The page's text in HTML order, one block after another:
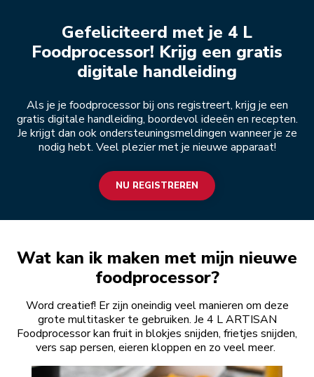
Gefeliciteerd met je 4 L
Foodprocessor! Krijg een gratis
digitale handleiding
Als je je foodprocessor bij ons registreert, krijg je een
gratis digitale handleiding, boordevol ideeën en recepten.
Je krijgt dan ook ondersteuningsmeldingen wanneer je ze
nodig hebt. Veel plezier met je nieuwe apparaat!
NU REGISTREREN
Wat kan ik maken met mijn nieuwe
foodprocessor?
Word creatief! Er zijn oneindig veel manieren om deze
grote multitasker te gebruiken. Je 4 L ARTISAN
Foodprocessor kan fruit in blokjes snijden, frietjes snijden,
vers sap persen, eieren kloppen en zo veel meer.